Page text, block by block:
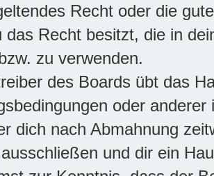
Recht oder die
das Recht besitzt, die in
zu verwenden.
des Boards übt das
oder
dich nach Abmahnung
und dir ein